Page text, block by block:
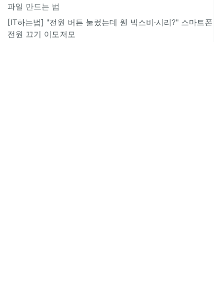
파일 만드는 법
[IT하는법] "전원 버튼 눌렀는데 웬 빅스비·시리?" 스마트폰
전원 끄기 이모저모